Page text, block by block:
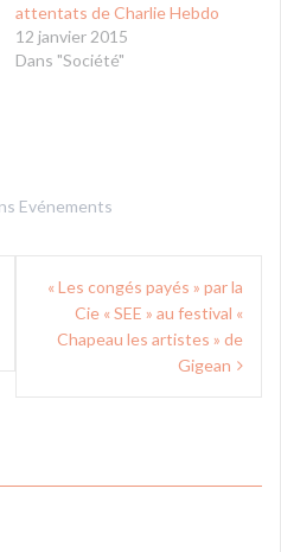
attentats de Charlie Hebdo
12 janvier 2015
Dans "Société"
Evénements
« Les congés payés » par la
Cie « SEE » au festival «
Chapeau les artistes » de
Gigean